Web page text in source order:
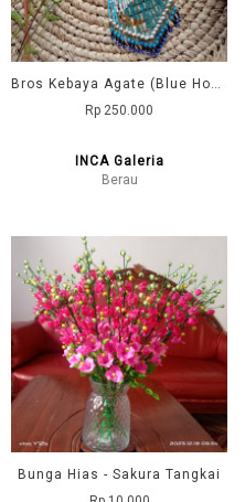
Bros Kebaya Agate (Blue Howlite)
Rp 250.000
INCA Galeria
Berau
Bunga Hias - Sakura Tangkai